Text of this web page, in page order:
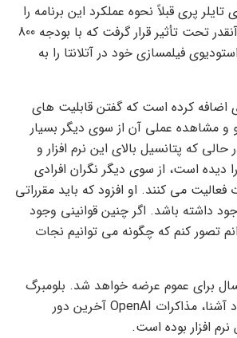
پری قبلاً نحوه عملکرد این برنامه را
در عمل دیده است و آنقدر تحت تأثیر قرار گرفت که با بودجه 800
فیلمسازی خود در آتلانتا را به
اضافه کرده است که گفتن قابلیت های
و مشاهده عملی آن از سوی دیگر بسیار
که پتانسیل بالای این نرم افزار و
است، از سوی دیگر نگران افرادی
می کنند. او افزود که باید مقرراتی
داشته باشد. اگر چنین قوانینی وجود
تصور کنم که چگونه می توانیم نجات
برای عموم عرضه خواهد شد. بلومبرگ
می گوید، به گفته افراد آشنا، مذاکرات OpenAI آخرین دور
افزار بوده است.